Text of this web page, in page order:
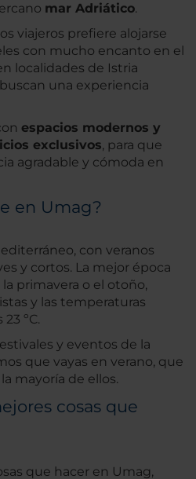
mar Adriático.
viajeros prefiere alojarse
con mucho encanto en el
localidades de Istria
una experiencia
espacios modernos y
exclusivos, para que
agradable y cómoda en
en Umag?
con veranos
y cortos. La mejor época
primavera o el otoño,
y las temperaturas
ºC.
y eventos de la
que vayas en verano, que
mayoría de ellos.
cosas que
que hacer en Umag,